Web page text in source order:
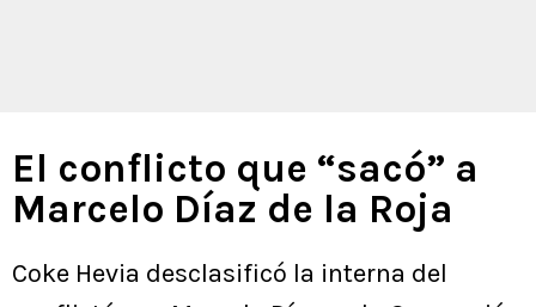
El conflicto que “sacó” a
Marcelo Díaz de la Roja
Coke Hevia desclasificó la interna del